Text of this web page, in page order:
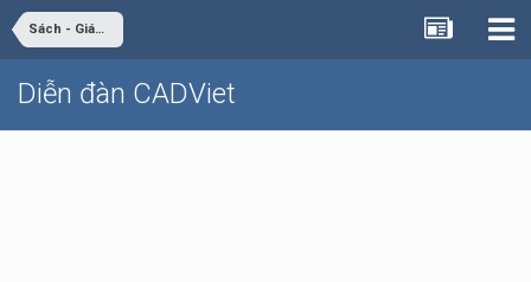
Sách - Giáo trình - Tài liệu
Diễn đàn CADViet